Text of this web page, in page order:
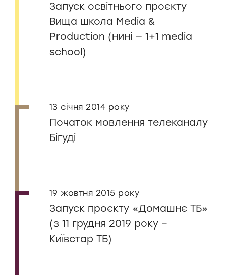
Запуск освітнього проєкту
Вища школа Media &
Production (нині — 1+1 media
school)
13 січня 2014 року
Початок мовлення телеканалу
Бігуді
19 жовтня 2015 року
Запуск проєкту «Домашнє ТБ»
(з 11 грудня 2019 року –
Київстар ТБ)